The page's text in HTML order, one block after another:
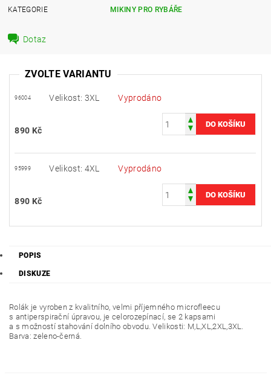
KATEGORIE
MIKINY PRO RYBÁŘE
Dotaz
ZVOLTE VARIANTU
96004 Velikost: 3XL Vyprodáno
890 Kč
95999 Velikost: 4XL Vyprodáno
890 Kč
POPIS
DISKUZE
Rolák je vyroben z kvalitního, velmi příjemného microfleecu
s antiperspirační úpravou, je celorozepínací, se 2 kapsami
a s možností stahování dolního obvodu. Velikosti: M,L,XL,2XL,3XL.
Barva: zeleno-černá.